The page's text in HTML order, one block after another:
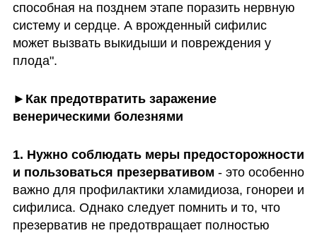
способная на позднем этапе поразить нервную
систему и сердце. А врожденный сифилис
может вызвать выкидыши и повреждения у
плода".
►Как предотвратить заражение
венерическими болезнями
1. Нужно соблюдать меры предосторожности
и пользоваться презервативом - это особенно
важно для профилактики хламидиоза, гонореи и
сифилиса. Однако следует помнить и то, что
презерватив не предотвращает полностью